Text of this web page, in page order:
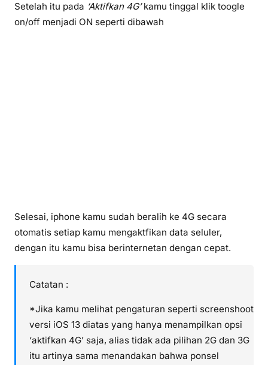
Setelah itu pada ‘Aktifkan 4G’kamu tinggal klik toogle
on/off menjadi ON seperti dibawah
Selesai, iphone kamu sudah beralih ke 4G secara
otomatis setiap kamu mengaktfikan data seluler,
dengan itu kamu bisa berinternetan dengan cepat.
Catatan :
*Jika kamu melihat pengaturan seperti screenshoot
versi iOS 13 diatas yang hanya menampilkan opsi
‘aktifkan 4G’ saja, alias tidak ada pilihan 2G dan 3G
itu artinya sama menandakan bahwa ponsel